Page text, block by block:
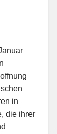
in
die ihrer